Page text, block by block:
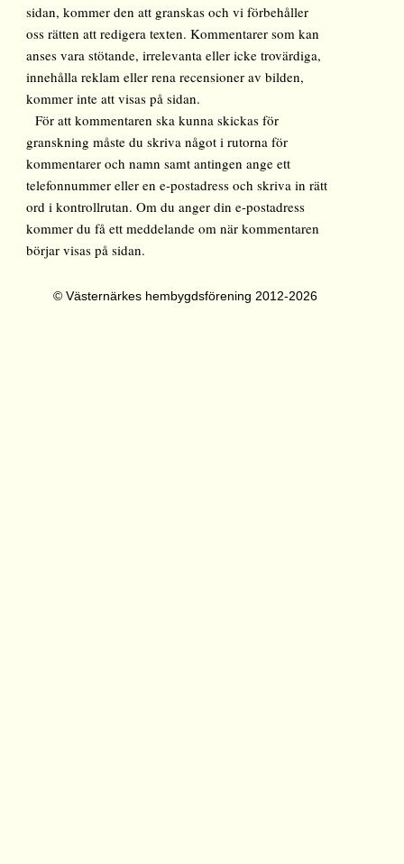
sidan, kommer den att granskas och vi förbehåller
oss rätten att redigera texten. Kommentarer som kan
anses vara stötande, irrelevanta eller icke trovärdiga,
innehålla reklam eller rena recensioner av bilden,
kommer inte att visas på sidan.
För att kommentaren ska kunna skickas för
granskning måste du skriva något i rutorna för
kommentarer och namn samt antingen ange ett
telefonnummer eller en e-postadress och skriva in rätt
ord i kontrollrutan. Om du anger din e-postadress
kommer du få ett meddelande om när kommentaren
börjar visas på sidan.
© Västernärkes hembygdsförening 2012-2026